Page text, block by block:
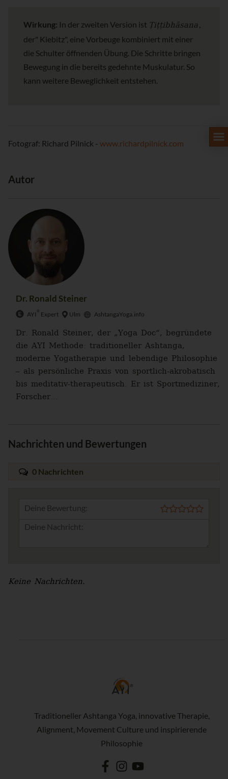
Wirkung: In der zweiten Version ist Ṭiṭṭibhāsana ,
der" Kiebitz", eine Vorbeuge kombiniert mit einer
die Schulter öffnenden Übung. Die Schritte bringen
Bewegung in die bereits gedehnte Muskulatur. So
kann weitere Beweglichkeit entstehen.
Fotograf: Richard Pilnick - www.richardpilnick.com
Autor
Dr. Ronald Steiner
AYI Expert Ulm AshtangaYoga.info
Dr. Ronald Steiner, der „Yoga Doc“, begründete
die AYI Methode: traditioneller Ashtanga,
moderne Yogatherapie und lebendige Philosophie
– als persönliche Praxis von sportlich-akrobatisch
bis meditativ-therapeutisch. Er ist Sportmediziner,
Forscher...
Nachrichten und Bewertungen
0 Nachrichten
Deine Bewertung:
Keine Nachrichten.
Traditioneller Ashtanga Yoga, innovative Therapie,
Alignment, Movement Culture und inspirierende
Philosophie